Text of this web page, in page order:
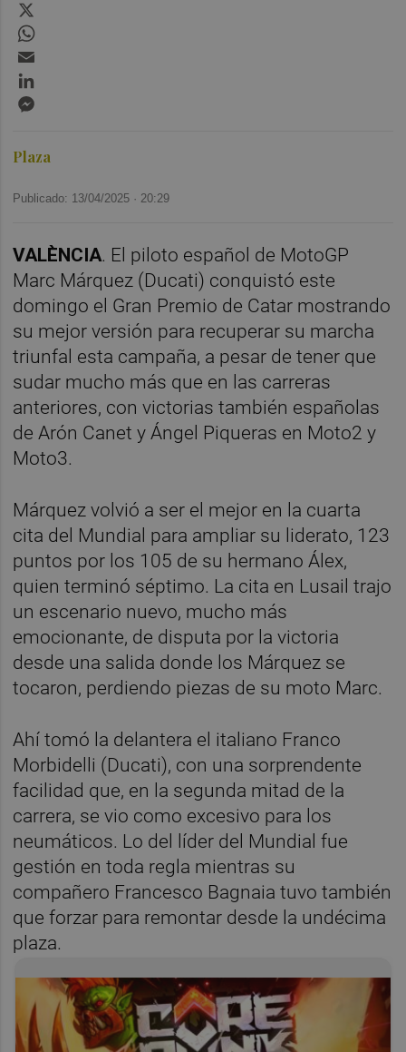
Plaza
Publicado: 13/04/2025 · 20:29
VALÈNCIA. El piloto español de MotoGP
Marc Márquez (Ducati) conquistó este
domingo el Gran Premio de Catar mostrando
su mejor versión para recuperar su marcha
triunfal esta campaña, a pesar de tener que
sudar mucho más que en las carreras
anteriores, con victorias también españolas
de Arón Canet y Ángel Piqueras en Moto2 y
Moto3.
Márquez volvió a ser el mejor en la cuarta
cita del Mundial para ampliar su liderato, 123
puntos por los 105 de su hermano Álex,
quien terminó séptimo. La cita en Lusail trajo
un escenario nuevo, mucho más
emocionante, de disputa por la victoria
desde una salida donde los Márquez se
tocaron, perdiendo piezas de su moto Marc.
Ahí tomó la delantera el italiano Franco
Morbidelli (Ducati), con una sorprendente
facilidad que, en la segunda mitad de la
carrera, se vio como excesivo para los
neumáticos. Lo del líder del Mundial fue
gestión en toda regla mientras su
compañero Francesco Bagnaia tuvo también
que forzar para remontar desde la undécima
plaza.